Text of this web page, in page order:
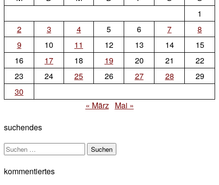
weil
wir
1
2
3 4 5 6 7
8
9
10 11 12 13 14
15
16
17 18 19 20 21
22
23
24 25 26 27 28
29
30
« März Mai »
suchendes
Suchen
kommentiertes